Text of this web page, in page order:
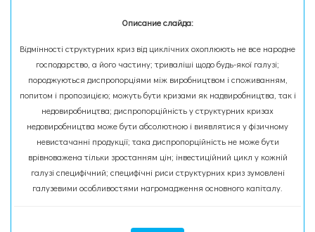
Описание слайда:
Відмінності структурних криз від циклічних охоплюють не все народне
господарство, а його частину; триваліші щодо будь-якої галузі;
породжуються диспропорціями між виробництвом і споживанням,
попитом і пропозицією; можуть бути кризами як надвиробництва, так і
недовиробництва; диспропорційність у структурних кризах
недовиробництва може бути абсолютною і виявлятися у фізичному
невистачанні продукції; така диспропорційність не може бути
врівноважена тільки зростанням цін; інвестиційний цикл у кожній
галузі специфічний; специфічні риси структурних криз зумовлені
галузевими особливостями нагромадження основного капіталу.